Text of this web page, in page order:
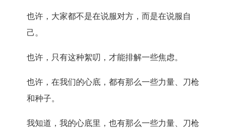
也许，大家都不是在说服对方，而是在说服自
己。
也许，只有这种絮叨，才能排解一些焦虑。
也许，在我们的心底，都有那么一些力量、刀枪
和种子。
我知道，我的心底里，也有那么一些力量、刀枪